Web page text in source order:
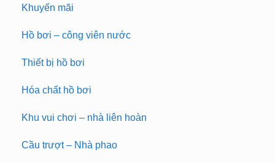
Khuyến mãi
Hồ bơi – công viên nước
Thiết bị hồ bơi
Hóa chất hồ bơi
Khu vui chơi – nhà liên hoàn
Cầu trượt – Nhà phao